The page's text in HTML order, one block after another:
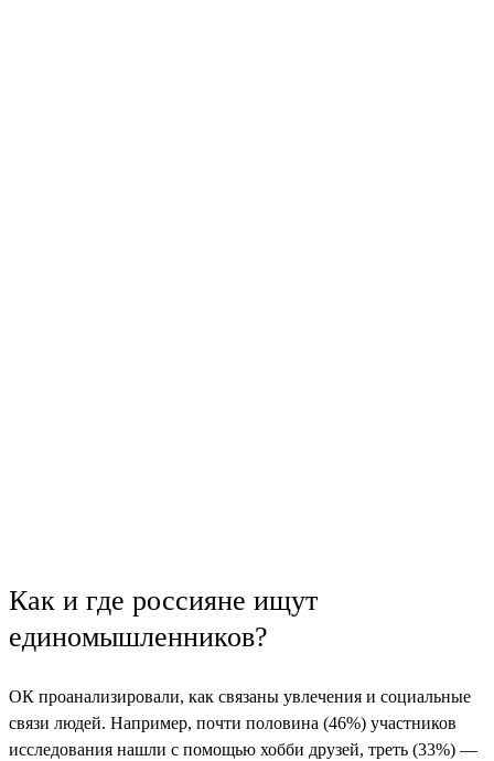
Как и где россияне ищут
единомышленников?
ОК проанализировали, как связаны увлечения и социальные
связи людей. Например, почти половина (46%) участников
исследования нашли c помощью хобби друзей, треть (33%) —